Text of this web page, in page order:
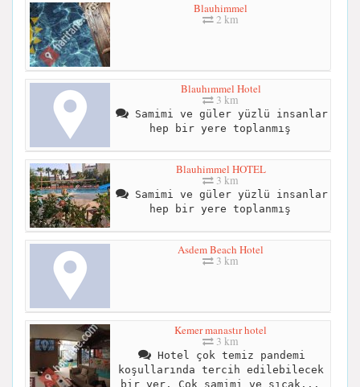
Blauhimmel
2 km
Blauhımmel Hotel
3 km
Samimi ve güler yüzlü insanlar
hep bir yere toplanmış
Blauhimmel HOTEL
3 km
Samimi ve güler yüzlü insanlar
hep bir yere toplanmış
Asdem Beach Hotel
3 km
Kemer manastır hotel
3 km
Hotel çok temiz pandemi
koşullarında tercih edilebilecek
bir yer. Çok samimi ve sıcak...